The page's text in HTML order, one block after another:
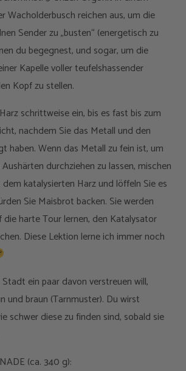
Wacholderbusch reichen aus, um die
Sender zu „busten“ (energetisch zu
du begegnest, und sogar, um die
Kapelle voller teufelshassender
Kopf zu stellen.
schrittweise ein, bis es fast bis zum
nachdem Sie das Metall und den
haben. Wenn das Metall zu fein ist, um
durchziehen zu lassen, mischen
katalysierten Harz und löffeln Sie es
Sie Maisbrot backen. Sie werden
die harte Tour lernen, den Katalysator
Diese Lektion lerne ich immer noch
ein paar davon verstreuen will,
und braun (Tarnmuster). Du wirst
schwer diese zu finden sind, sobald sie
(ca. 340 g):